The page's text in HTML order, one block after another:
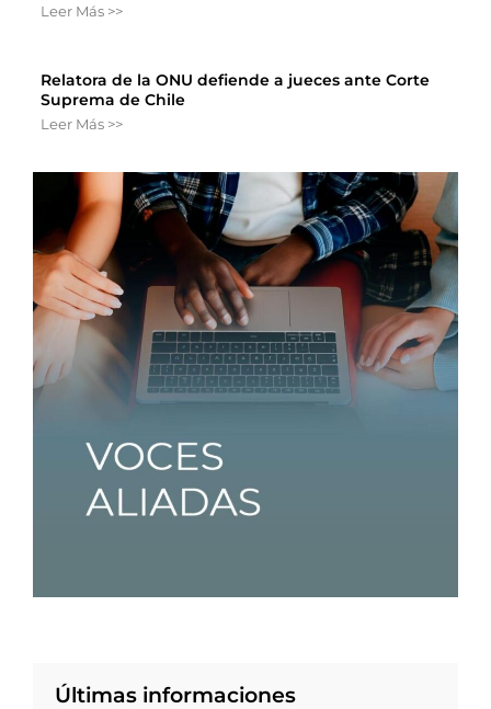
Leer Más >>
Relatora de la ONU defiende a jueces ante Corte
Suprema de Chile
Leer Más >>
Últimas informaciones